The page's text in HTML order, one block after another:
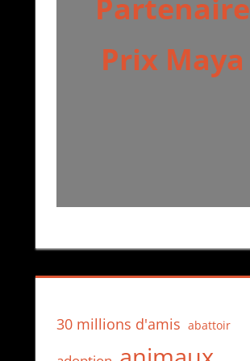
Partenaire
Prix Maya
30 millions d'amis abattoir